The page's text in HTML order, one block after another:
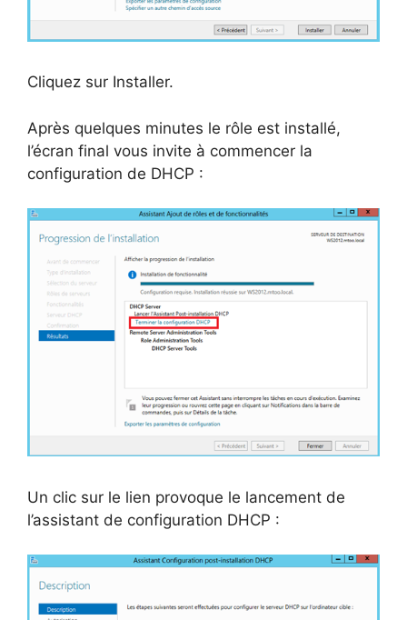
Cliquez sur Installer.
Après quelques minutes le rôle est installé,
l’écran final vous invite à commencer la
configuration de DHCP :
Un clic sur le lien provoque le lancement de
l’assistant de configuration DHCP :